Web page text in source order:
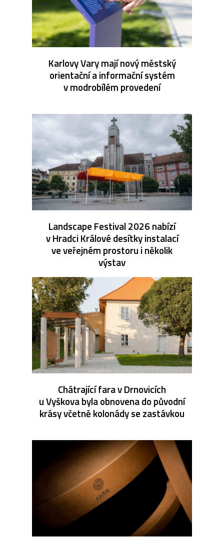
Karlovy Vary mají nový městský
orientační a informační systém
v modrobílém provedení
Landscape Festival 2026 nabízí
v Hradci Králové desítky instalací
ve veřejném prostoru i několik
výstav
Chátrající fara v Drnovicích
u Vyškova byla obnovena do původní
krásy včetně kolonády se zastávkou